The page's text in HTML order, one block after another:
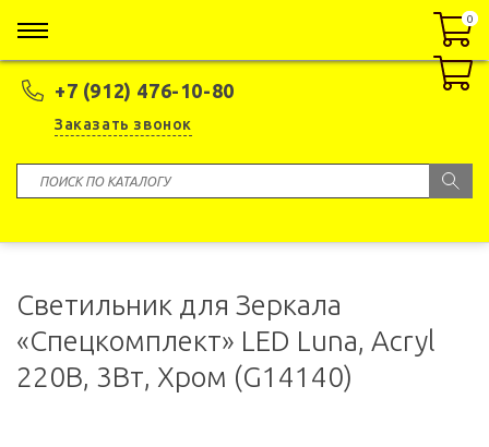
+7 (912) 476-10-80
Заказать звонок
0
0
Светильник для Зеркала
«Спецкомплект» LED Luna, Acryl
220В, 3Вт, Хром (G14140)